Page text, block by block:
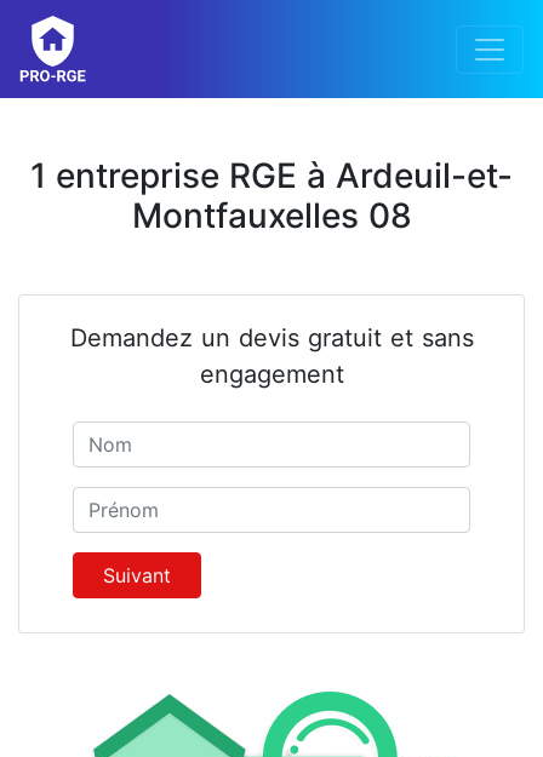
1 entreprise RGE à Ardeuil-et-
Montfauxelles 08
Demandez un devis gratuit et sans
engagement
Prénom
Suivant